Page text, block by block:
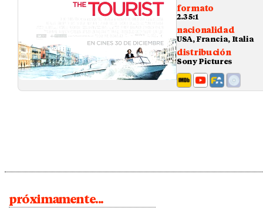
formato
2.35:1
nacionalidad
USA, Francia, Italia
distribución
Sony Pictures
próximamente...